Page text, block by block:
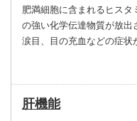
肥満細胞に含まれるヒス
の強い化学伝達物質が放出
涙目、目の充血などの症
肝機能